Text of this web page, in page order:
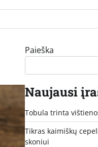
Paieška
Naujausi
Tobula trinta
Tikras kaimiškų
skoniui